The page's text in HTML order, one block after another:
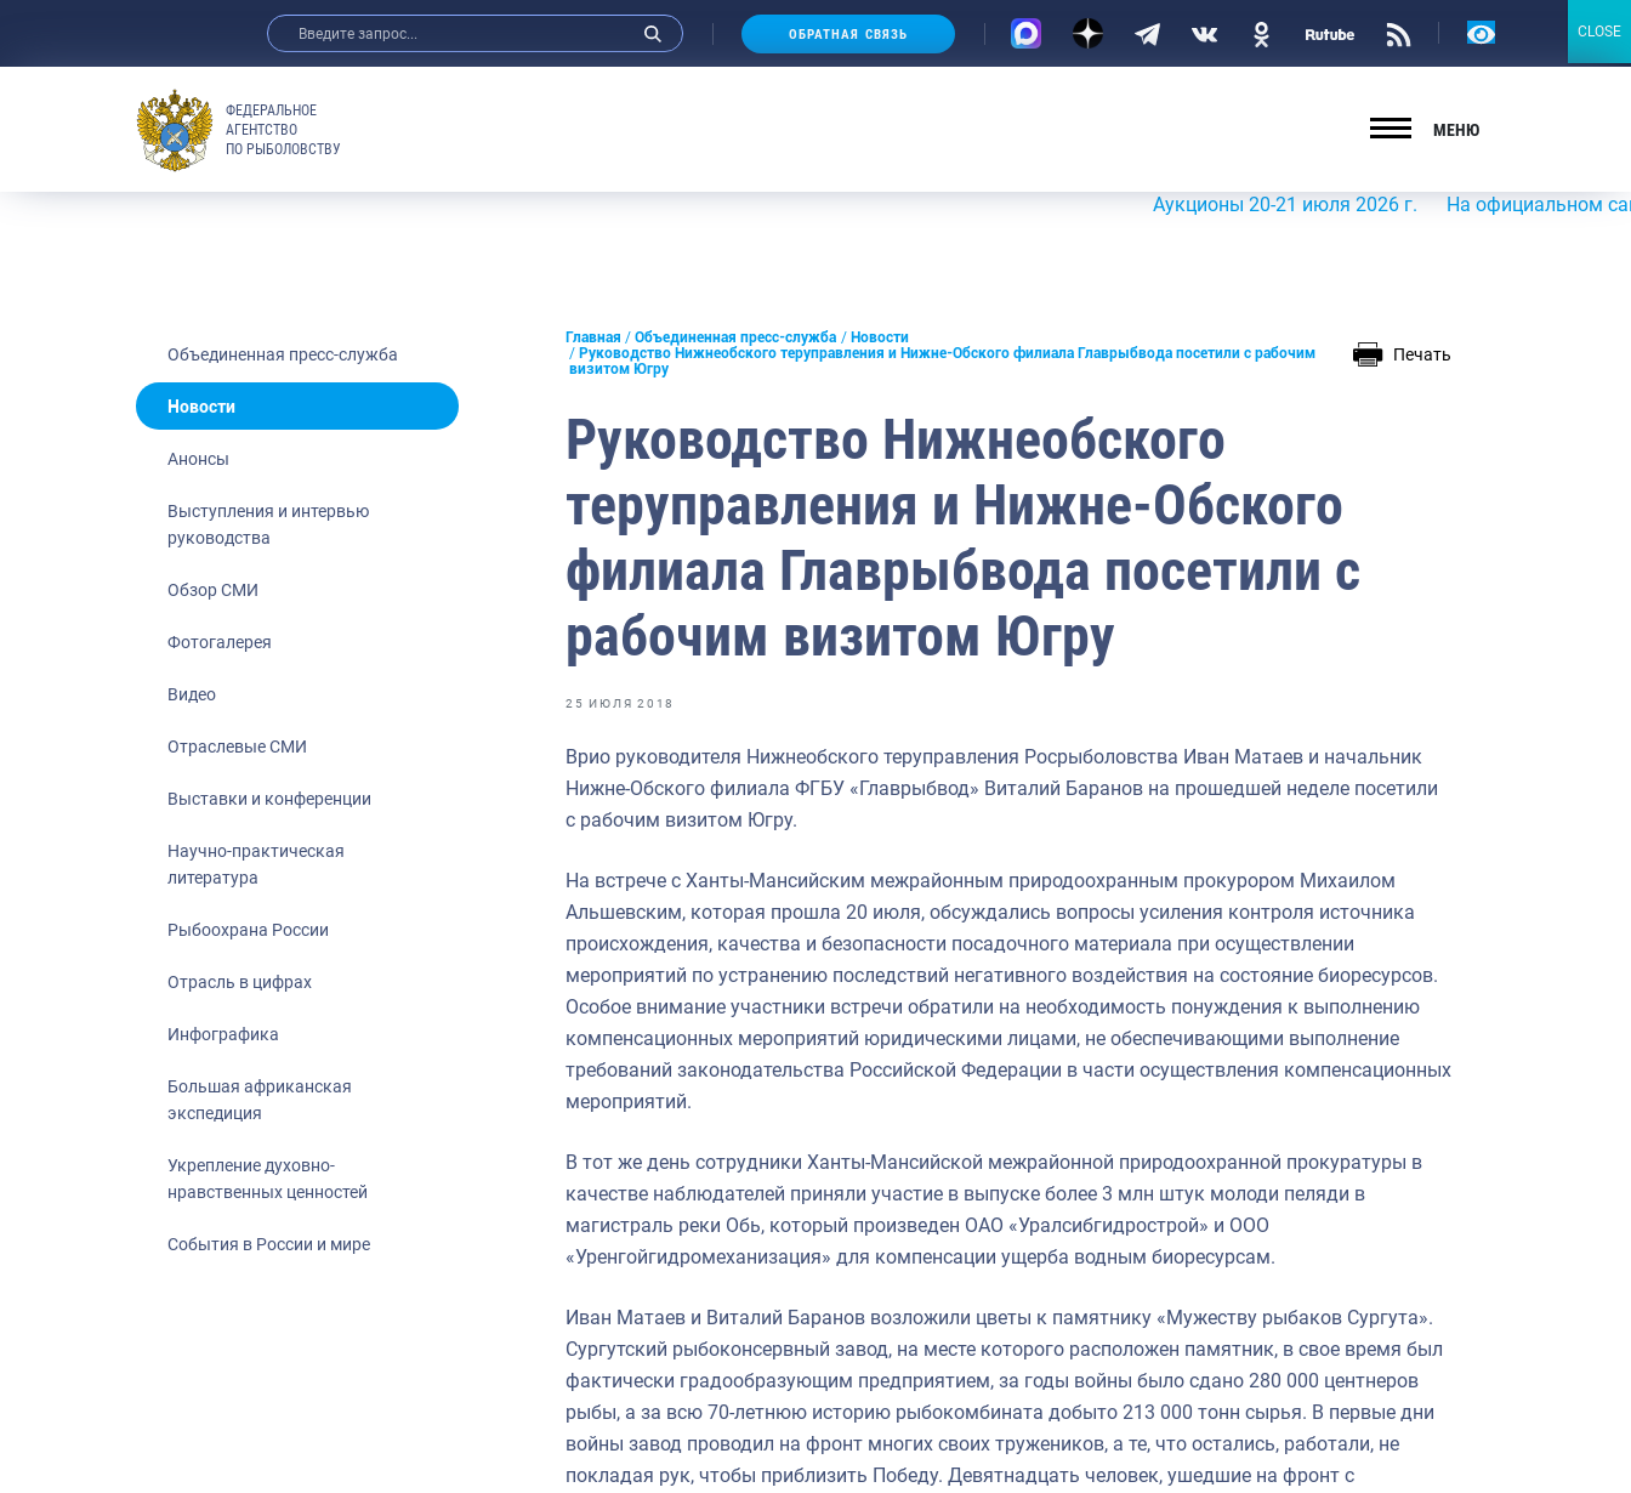
Анонсы
Отраслевые СМИ
Выставки и конференции
Научно-практическая литература
Большая африканская экспедиция
Укрепление духовно-нравственных
ОБРАТНАЯ СВЯЗЬ
Версия
ФЕДЕРАЛЬНОЕ
АГЕНТСТВО
ПО РЫБОЛОВСТВУ
МЕНЮ
Аукционы 20-21 июля 2026 г. На официальном сайте
Объединенная пресс-служба
Новости
Анонсы
Выступления и интервью
руководства
Обзор СМИ
Фотогалерея
Видео
Отраслевые СМИ
Выставки и конференции
Научно-практическая
литература
Рыбоохрана России
Отрасль в цифрах
Инфографика
Большая африканская
экспедиция
Укрепление духовно-
нравственных ценностей
События в России и мире
Главная Объединенная пресс-служба
Новости
Руководство Нижнеобского теруправления и Нижне-Обского филиала Главрыбвода посетили с рабочим
визитом Югру
Печать
Руководство Нижнеобского
теруправления и Нижне-Обского
филиала Главрыбвода посетили с
рабочим визитом Югру
25 ИЮЛЯ 2018
Врио руководителя Нижнеобского теруправления Росрыболовства Иван Матаев и начальник
Нижне-Обского филиала ФГБУ «Главрыбвод» Виталий Баранов на прошедшей неделе посетили
с рабочим визитом Югру.
На встрече с Ханты-Мансийским межрайонным природоохранным прокурором Михаилом
Альшевским, которая прошла 20 июля, обсуждались вопросы усиления контроля источника
происхождения, качества и безопасности посадочного материала при осуществлении
мероприятий по устранению последствий негативного воздействия на состояние биоресурсов.
Особое внимание участники встречи обратили на необходимость понуждения к выполнению
компенсационных мероприятий юридическими лицами, не обеспечивающими выполнение
требований законодательства Российской Федерации в части осуществления компенсационных
мероприятий.
В тот же день сотрудники Ханты-Мансийской межрайонной природоохранной прокуратуры в
качестве наблюдателей приняли участие в выпуске более 3 млн штук молоди пеляди в
магистраль реки Обь, который произведен ОАО «Уралсибгидрострой» и ООО
«Уренгойгидромеханизация» для компенсации ущерба водным биоресурсам.
Иван Матаев и Виталий Баранов возложили цветы к памятнику «Мужеству рыбаков Сургута».
Сургутский рыбоконсервный завод, на месте которого расположен памятник, в свое время был
фактически градообразующим предприятием, за годы войны было сдано 280 000 центнеров
рыбы, а за всю 70-летнюю историю рыбокомбината добыто 213 000 тонн сырья. В первые дни
войны завод проводил на фронт многих своих тружеников, а те, что остались, работали, не
покладая рук, чтобы приблизить Победу. Девятнадцать человек, ушедшие на фронт с
CLOSE
CLOSE